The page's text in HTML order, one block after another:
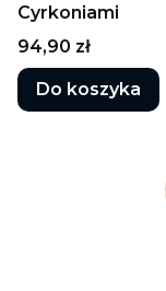
Cyrkoniami
Cena
94,90 zł
Do koszyka